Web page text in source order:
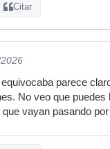
Citar
parece
No veo que
vayan pasando